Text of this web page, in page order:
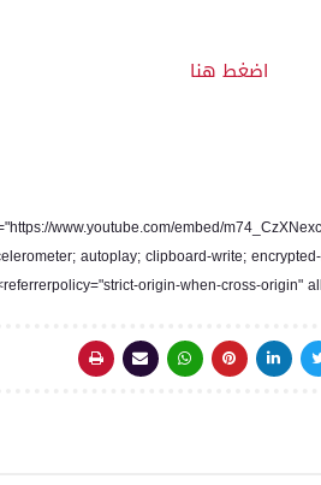
اضغط هنا
www.youtube.com/embed/
autoplay; clipboard-write;
referrerpolicy="strict-origin-when-cross-origin"